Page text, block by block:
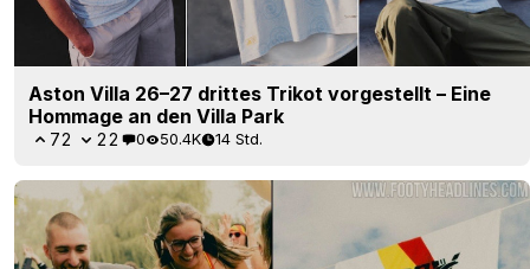
Aston Villa 26–27 drittes Trikot vorgestellt – Eine
Hommage an den Villa Park
72 22 0 50.4K 14 Std.